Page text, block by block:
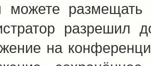
размещать
разрешил
на